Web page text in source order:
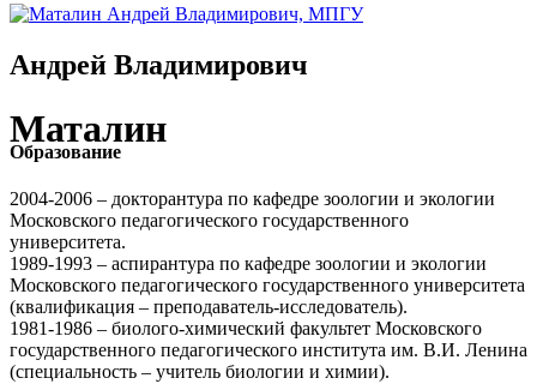
Андрей Владимирович
Маталин
Образование
2004-2006 – докторантура по кафедре зоологии и экологии
Московского педагогического государственного
университета.
1989-1993 – аспирантура по кафедре зоологии и экологии
Московского педагогического государственного университета
(квалификация – преподаватель-исследователь).
1981-1986 – биолого-химический факультет Московского
государственного педагогического института им. В.И. Ленина
(специальность – учитель биологии и химии).